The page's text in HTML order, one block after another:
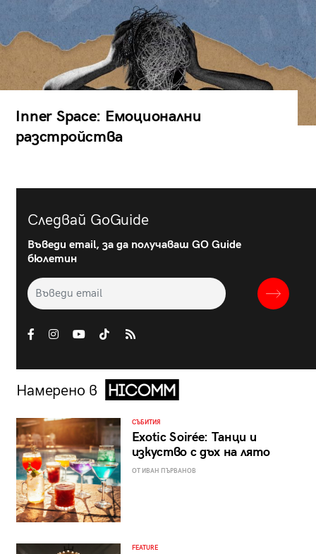
Inner Space: Емоционални
разстройства
Следвай GoGuide
Въведи email, за да получаваш GO Guide
бюлетин
Намерено в
СЪБИТИЯ
Exotic Soirée: Танци и
изкуство с дъх на лято
ОТ ИВАН ПЪРВАНОВ
FEATURE